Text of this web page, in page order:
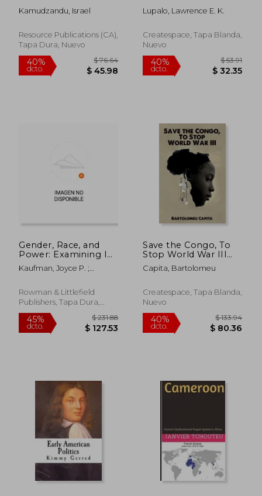
45%
dcto.
45% 40%
Bible in the Twenty-
First-Century Global
Kamudzandu, Israel
Resource Publications (CA),
Tapa Dura, Nuevo
Nyerere Senghor (en
Inglés)
Lupalo, Lawrence E. K.
Createspace, Tapa Blanda,
Nuevo
Gender, Race, and
Power: Examining IR
Through an
Intersectional Lens
Kaufman, Joyce P. ;
Rowman & Littlefield
Publishers, Tapa Dura,
Nuevo
Save the Congo, To
Stop World War III
(en Inglés)
Capita, Bartolomeu
Createspace, Tapa Blanda,
Nuevo